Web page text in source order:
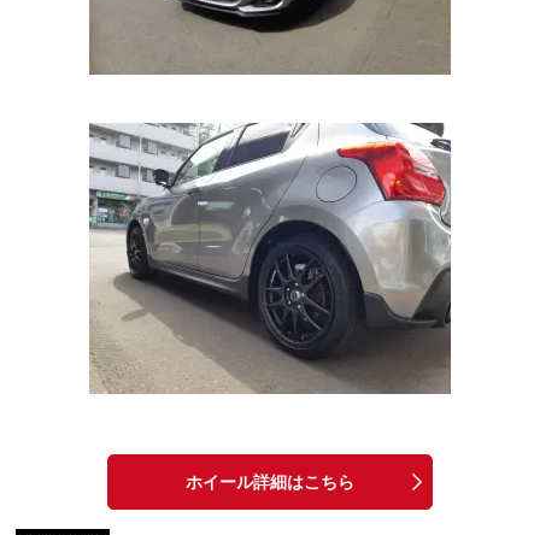
ホイール詳細はこちら